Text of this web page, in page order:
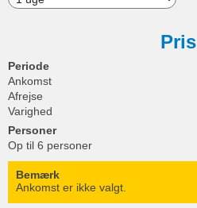
Pris
Periode
Ankomst
Afrejse
Varighed
Personer
Op til 6 personer
Bemærk
Ankomst er ikke valgt.